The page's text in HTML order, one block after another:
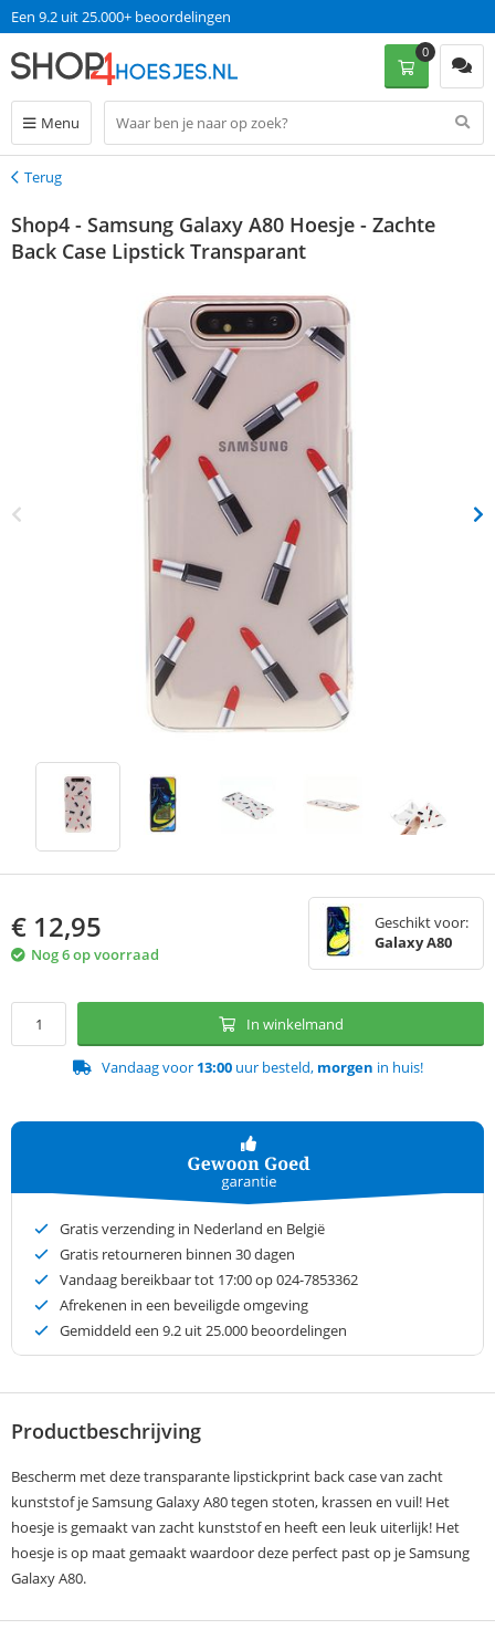
Een 9.2 uit 25.000+ beoordelingen
Menu
0
Terug
Terug
Shop4 - Samsung Galaxy A80 Hoesje - Zachte
Back Case Lipstick Transparant
€ 12,95
Nog 6 op voorraad
Geschikt voor:
Galaxy A80
In winkelmand
Vandaag voor 13:00uur besteld, morgen in huis!
Gratis verzending in Nederland en België
Gratis retourneren binnen 30 dagen
Vandaag bereikbaar tot 17:00 op 024-7853362
Afrekenen in een beveiligde omgeving
Gemiddeld een 9.2 uit 25.000 beoordelingen
Productbeschrijving
Bescherm met deze transparante lipstickprint back case van zacht
kunststof je Samsung Galaxy A80 tegen stoten, krassen en vuil! Het
hoesje is gemaakt van zacht kunststof en heeft een leuk uiterlijk! Het
hoesje is op maat gemaakt waardoor deze perfect past op je Samsung
Galaxy A80.